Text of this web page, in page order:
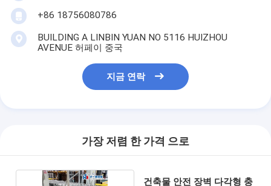
+86 18756080786
BUILDING A LINBIN YUAN NO 5116 HUIZHOU
AVENUE 허페이 중국
지금 연락
가장 저렴 한 가격 으로
건축물 안전 장벽 다각형 충